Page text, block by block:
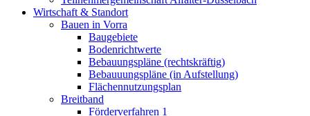
Wirtschaft & Standort
Bauen in Vorra
Baugebiete
Bodenrichtwerte
Bebauungspläne (rechtskräftig)
Bebauuungspläne (in Aufstellung)
Flächennutzungsplan
Breitband
Förderverfahren 1